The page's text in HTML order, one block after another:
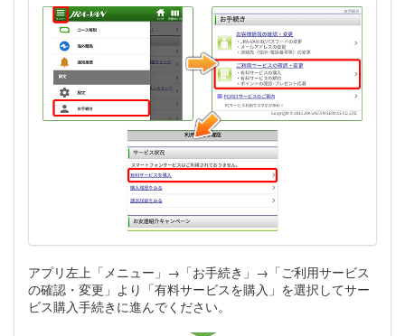
アプリ左上「メニュー」→「お手続き」→「ご利用サービス
の確認・変更」より「有料サービスを購入」を選択してサー
ビス購入手続きに進んでください。